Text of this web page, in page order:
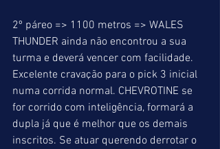
2º páreo => 1100 metros => WALES
THUNDER ainda não encontrou a sua
turma e deverá vencer com facilidade.
Excelente cravação para o pick 3 inicial
numa corrida normal. CHEVROTINE se
for corrido com inteligência, formará a
dupla já que é melhor que os demais
inscritos. Se atuar querendo derrotar o